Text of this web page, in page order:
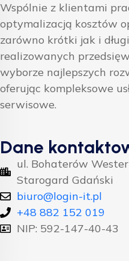
Wspólnie z klientami
optymalizacją kosztów
zarówno krótki jak i
realizowanych
wyborze najlepszych
oferując kompleksowe
serwisowe.
Dane
ul. Bohaterów
Starogard Gdański
biuro@login-it.pl
+48 882 152 019
NIP: 592-147-40-43